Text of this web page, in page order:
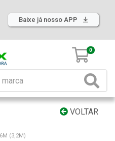
Baixe já nosso APP
0
VOLTAR
(3,2M)